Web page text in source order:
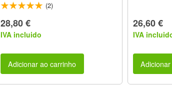
(2)
28,80 €
IVA incluido
Adicionar ao carrinho
26,60 €
IVA